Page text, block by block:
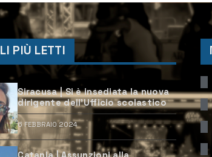
PIÙ LETTI
Siracusa | Si è insediata la nuova
dirigente dell’Ufficio scolastico
6 FEBBRAIO 2024